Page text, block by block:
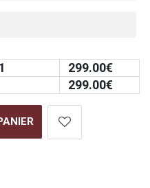
299.00€
299.00€